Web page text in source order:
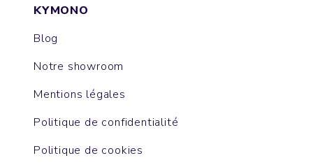
KYMONO
Blog
Notre showroom
Mentions légales
Politique de confidentialité
Politique de cookies